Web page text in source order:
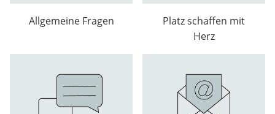
Allgemeine Fragen
Platz schaffen mit
Herz